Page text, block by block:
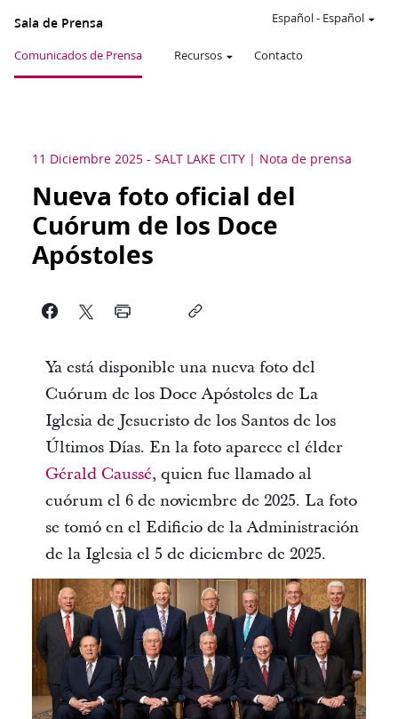
Sala de Prensa
Comunicados de Prensa Recursos Contacto
Español- Español
11 Diciembre 2025 - SALT LAKE CITY Nota de prensa
Nueva foto oficial del
Cuórum de los Doce
Apóstoles
Ya está disponible una nueva foto del
Cuórum de los Doce Apóstoles de La
Iglesia de Jesucristo de los Santos de los
Últimos Días. En la foto aparece el élder
Gérald Caussé, quien fue llamado al
cuórum el 6 de noviembre de 2025. La foto
se tomó en el Edificio de la Administración
de la Iglesia el 5 de diciembre de 2025.